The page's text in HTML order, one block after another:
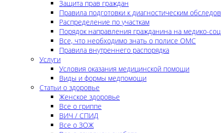
Защита прав граждан
Правила подготовки к диагностическим
Распределение по участкам
Порядок направления гражданина на медико-
Все, что необходимо знать о полисе ОМС
Правила внутреннего распорядка
Услуги
Условия оказания медицинской помощи
Виды и формы медпомощи
Статьи о здоровье
Женское здоровье
Все о гриппе
ВИЧ / СПИД
Все о ЗОЖ